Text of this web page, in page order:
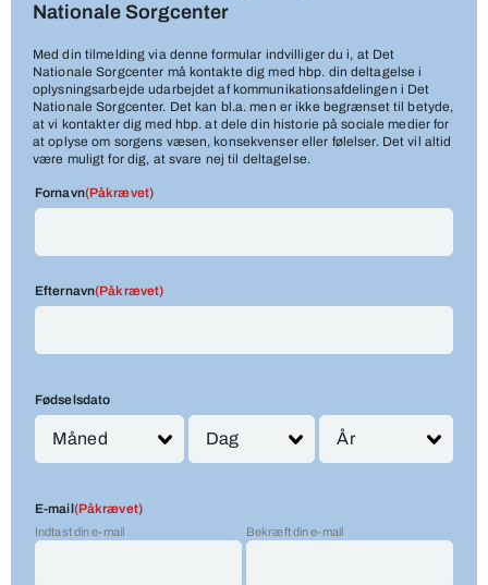
Nationale Sorgcenter
Med din tilmelding via denne formular indvilliger du i, at Det
Nationale Sorgcenter må kontakte dig med hbp. din deltagelse i
oplysningsarbejde udarbejdet af kommunikationsafdelingen i Det
Nationale Sorgcenter. Det kan bl.a. men er ikke begrænset til betyde,
at vi kontakter dig med hbp. at dele din historie på sociale medier for
at oplyse om sorgens væsen, konsekvenser eller følelser. Det vil altid
være muligt for dig, at svare nej til deltagelse.
Fornavn(Påkrævet)
Efternavn(Påkrævet)
Fødselsdato
E-mail(Påkrævet)
Indtast din e-mail Bekræft din e-mail